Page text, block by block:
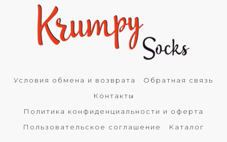
Условия обмена и возврата
Обратная связь
Контакты
Политика конфиденциальности и оферта
Пользовательское соглашение
Каталог